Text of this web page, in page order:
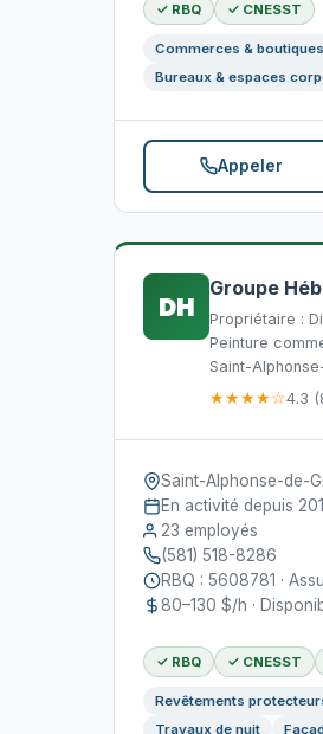
✓ RBQ ✓ CNESST
Commerces & boutiques
Bureaux & espaces
Appeler
DH
Groupe
Propriétaire :
Peinture
Saint-
★★★★☆4.3
Saint-Alphonse-de-
En activité depuis
23 employés
(581) 518-8286
RBQ : 5608781 ·
80–130 $/h ·
✓ RBQ ✓ CNESST
Revêtements
Travaux de nuit